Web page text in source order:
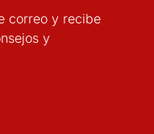
correo y recibe
y